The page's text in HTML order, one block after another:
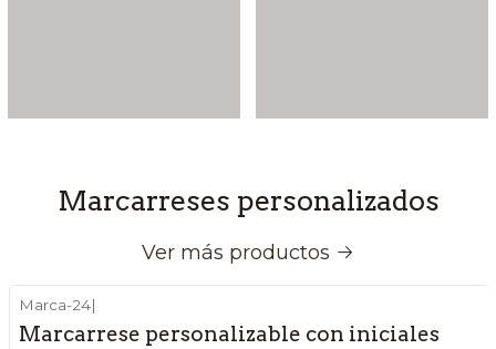
Marcarreses personalizados
Ver más productos
Marca-24|
Marcarrese personalizable con iniciales